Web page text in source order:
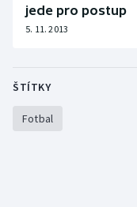
Volejbal
jede pro postup
5. 11. 2013
ŠTÍTKY
Fotbal